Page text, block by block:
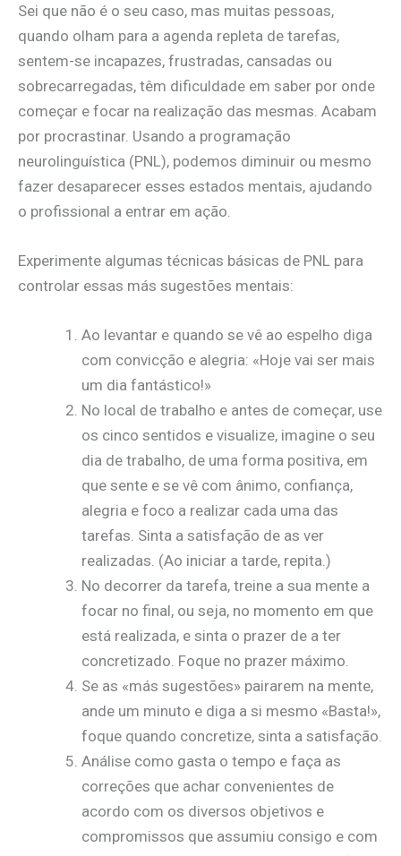
Sei que não é o seu caso, mas muitas pessoas,
quando olham para a agenda repleta de tarefas,
sentem-se incapazes, frustradas, cansadas ou
sobrecarregadas, têm dificuldade em saber por onde
começar e focar na realização das mesmas. Acabam
por procrastinar. Usando a programação
neurolinguística (PNL), podemos diminuir ou mesmo
fazer desaparecer esses estados mentais, ajudando
o profissional a entrar em ação.
Experimente algumas técnicas básicas de PNL para
controlar essas más sugestões mentais:
Ao levantar e quando se vê ao espelho diga
com convicção e alegria: «Hoje vai ser mais
um dia fantástico!»
No local de trabalho e antes de começar, use
os cinco sentidos e visualize, imagine o seu
dia de trabalho, de uma forma positiva, em
que sente e se vê com ânimo, confiança,
alegria e foco a realizar cada uma das
tarefas. Sinta a satisfação de as ver
realizadas. (Ao iniciar a tarde, repita.)
No decorrer da tarefa, treine a sua mente a
focar no final, ou seja, no momento em que
está realizada, e sinta o prazer de a ter
concretizado. Foque no prazer máximo.
Se as «más sugestões» pairarem na mente,
ande um minuto e diga a si mesmo «Basta!»,
foque quando concretize, sinta a satisfação.
Análise como gasta o tempo e faça as
correções que achar convenientes de
acordo com os diversos objetivos e
compromissos que assumiu consigo e com